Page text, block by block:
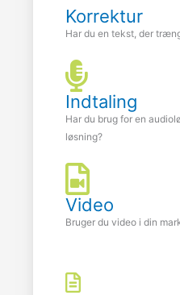
Korrektur
Har du en tekst, der
Indtaling
Har du brug for en
løsning?
Video
Bruger du video i din